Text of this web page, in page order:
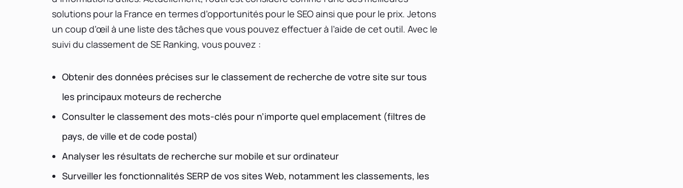
solutions pour la France en termes d’opportunités pour le SEO ainsi que pour le prix. Jetons
un coup d’œil à une liste des tâches que vous pouvez effectuer à l’aide de cet outil. Avec le
suivi du classement de SE Ranking, vous pouvez :
Obtenir des données précises sur le classement de recherche de votre site sur tous
les principaux moteurs de recherche
Consulter le classement des mots-clés pour n’importe quel emplacement (filtres de
pays, de ville et de code postal)
Analyser les résultats de recherche sur mobile et sur ordinateur
Surveiller les fonctionnalités SERP de vos sites Web, notamment les classements, les